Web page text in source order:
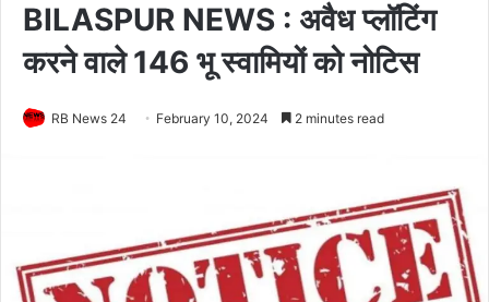
BILASPUR NEWS : अवैध प्लॉटिंग
करने वाले 146 भू स्वामियों को नोटिस
RB News 24 February 10, 2024 2 minutes read